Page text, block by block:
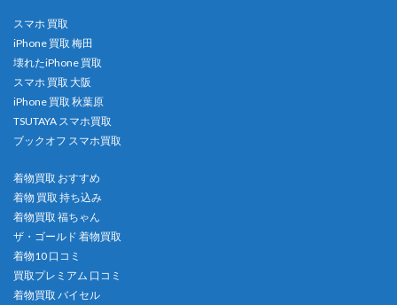
スマホ 買取
iPhone 買取 梅田
壊れたiPhone 買取
スマホ 買取 大阪
iPhone 買取 秋葉原
TSUTAYA スマホ買取
ブックオフ スマホ買取
着物買取 おすすめ
着物 買取 持ち込み
着物買取 福ちゃん
ザ・ゴールド 着物買取
着物10 口コミ
買取プレミアム 口コミ
着物買取 バイセル